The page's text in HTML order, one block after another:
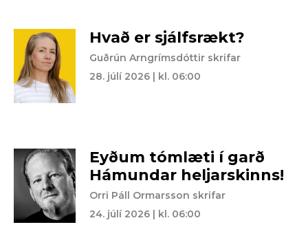
Hvað er sjálfsrækt?
Guðrún Arngrímsdóttir skrifar
28. júlí 2026 | kl. 06:00
Eyðum tómlæti í garð
Hámundar heljarskinns!
Orri Páll Ormarsson skrifar
24. júlí 2026 | kl. 06:00